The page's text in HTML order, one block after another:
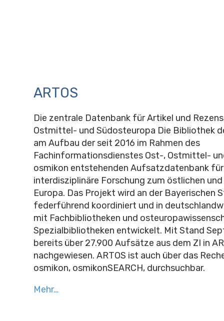
ARTOS
Die zentrale Datenbank für Artikel und
Ostmittel- und Südosteuropa Die Bibliothek
am Aufbau der seit 2016 im Rahmen des
Fachinformationsdienstes Ost-, Ostmittel-
osmikon entstehenden Aufsatzdatenbank
interdisziplinäre Forschung zum östlichen
Europa. Das Projekt wird an der Bayerischen
federführend koordiniert und in
mit Fachbibliotheken und
Spezialbibliotheken entwickelt. Mit Stand
bereits über 27.900 Aufsätze aus dem ZI in
nachgewiesen. ARTOS ist auch über das
osmikon, osmikonSEARCH, durchsuchbar.
Mehr…